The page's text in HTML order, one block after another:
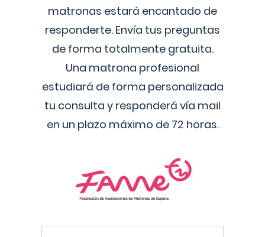
matronas estará encantado de
responderte. Envía tus preguntas
de forma totalmente gratuita.
Una matrona profesional
estudiará de forma personalizada
tu consulta y responderá vía mail
en un plazo máximo de 72 horas.